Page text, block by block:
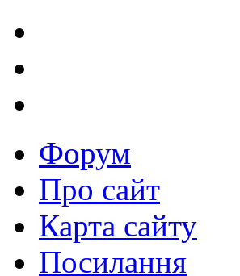
Форум
Про сайт
Карта сайту
Посилання